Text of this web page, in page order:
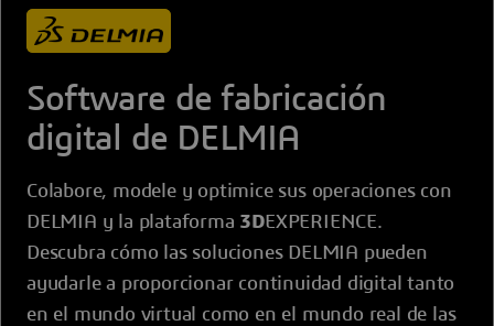
Software de fabricación
digital de DELMIA
Colabore, modele y optimice sus operaciones con
DELMIA y la plataforma 3DEXPERIENCE.
Descubra cómo las soluciones DELMIA pueden
ayudarle a proporcionar continuidad digital tanto
en el mundo virtual como en el mundo real de las